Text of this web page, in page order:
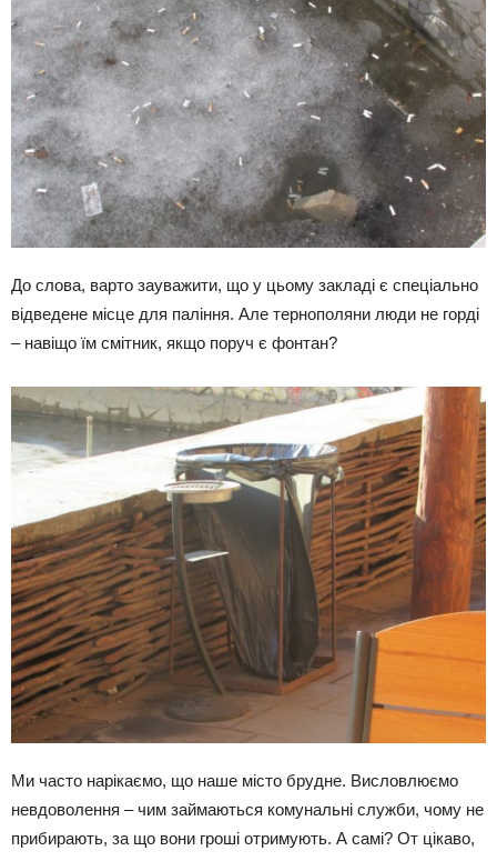
До слова, варто зауважити, що у цьому закладі є спеціально
відведене місце для паління. Але тернополяни люди не горді
– навіщо їм смітник, якщо поруч є фонтан?
Ми часто нарікаємо, що наше місто брудне. Висловлюємо
невдоволення – чим займаються комунальні служби, чому не
прибирають, за що вони гроші отримують. А самі? От цікаво,